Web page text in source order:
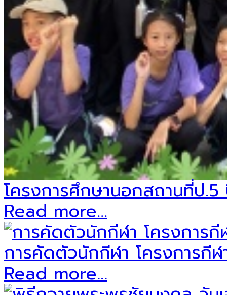
โครงการศึกษานอกสถานที่ป
Read more...
การคัดตัวนักกีฬา โครงการกี
Read more...